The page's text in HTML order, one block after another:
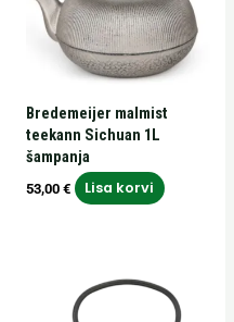
Bredemeijer malmist
teekann Sichuan 1L
šampanja
53,00 € Lisa korvi